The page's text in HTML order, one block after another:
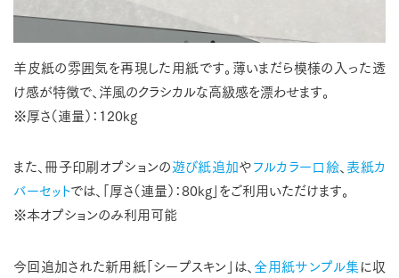
羊皮紙の雰囲気を再現した用紙です。薄いまだら模様の入った透
け感が特徴で、洋風のクラシカルな高級感を漂わせます。
※厚さ（連量）：120kg
また、冊子印刷オプションの 遊び紙追加 や フルカラー口絵、 表紙カ
バーセットでは、「厚さ（連量）：80kg」をご利用いただけます。
※本オプションのみ利用可能
今回追加された新用紙「シープスキン」は、 全用紙サンプル集 に収